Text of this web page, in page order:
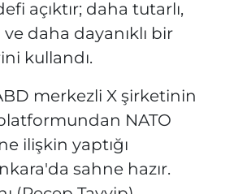
açıktır; daha tutarlı,
daha dayanıklı bir
kullandı.
merkezli X şirketinin
NATO
ilişkin yaptığı
sahne hazır.